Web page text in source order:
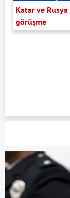
Katar ve
görüşme